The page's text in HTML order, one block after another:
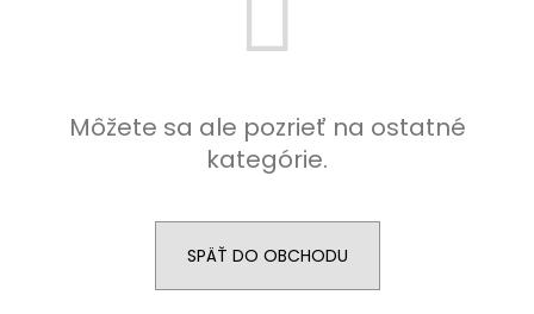
Môžete sa ale pozrieť na ostatné
kategórie.
SPÄŤ DO OBCHODU